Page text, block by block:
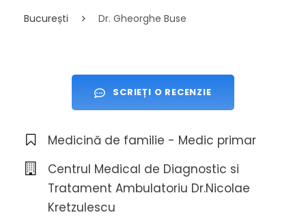
București
Dr. Gheorghe Buse
SCRIEȚI O RECENZIE
Medicină de familie - Medic primar
Centrul Medical de Diagnostic si
Tratament Ambulatoriu Dr.Nicolae
Kretzulescu